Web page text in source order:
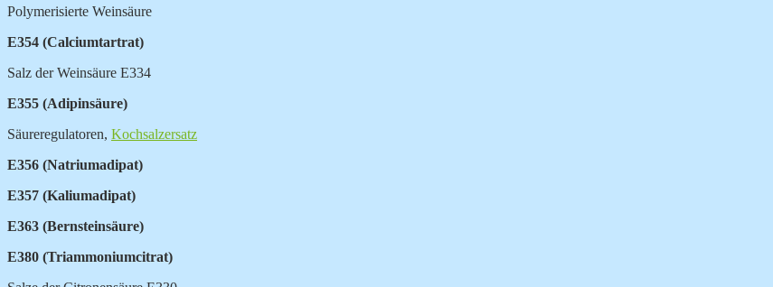
Polymerisierte Weinsäure
E354 (Calciumtartrat)
Salz der Weinsäure E334
E355 (Adipinsäure)
Säureregulatoren, Kochsalzersatz
E356 (Natriumadipat)
E357 (Kaliumadipat)
E363 (Bernsteinsäure)
E380 (Triammoniumcitrat)